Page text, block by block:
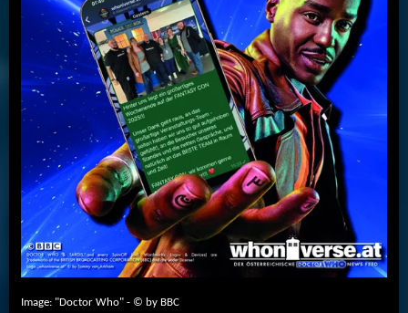
Image: "Doctor Who" - © by BBC